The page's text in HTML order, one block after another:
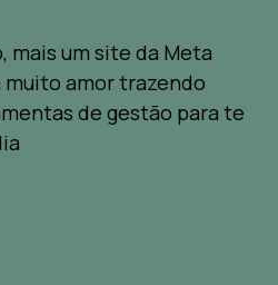
mais um site da Meta
amor trazendo
de gestão para te